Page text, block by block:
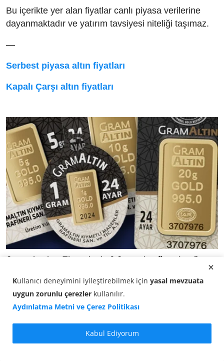
Bu içerikte yer alan fiyatlar canlı piyasa verilerine
dayanmaktadır ve yatırım tavsiyesi niteliği taşımaz.
—
Serbest piyasa altın fiyatları
Kapalı Çarşı altın fiyatları
Gram altın kaç TL, ne kadar? Gram altın fiyatı bugün
05.08.2026 12:20
Kullanıcı deneyimini iyileştirebilmek için yasal mevzuata
uygun zorunlu çerezler kullanılır.
Aydınlatma Metni ve Çerez Politikası
Kabul Ediyorum